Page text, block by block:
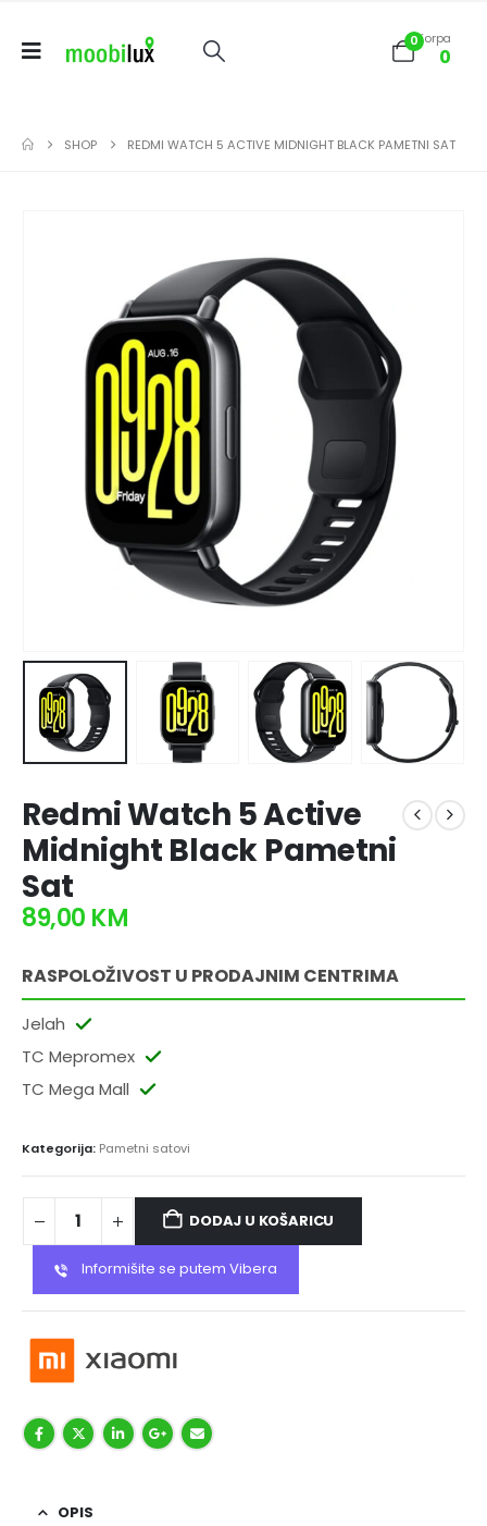
0Korpa
0
SHOP REDMI WATCH 5 ACTIVE MIDNIGHT BLACK PAMETNI SAT
Redmi Watch 5 Active
Midnight Black Pametni
Sat
89,00 KM
RASPOLOŽIVOST U PRODAJNIM CENTRIMA
Jelah
TC Mepromex
TC Mega Mall
Kategorija: Pametni satovi
DODAJ U KOŠARICU
Informišite se putem Vibera
OPIS